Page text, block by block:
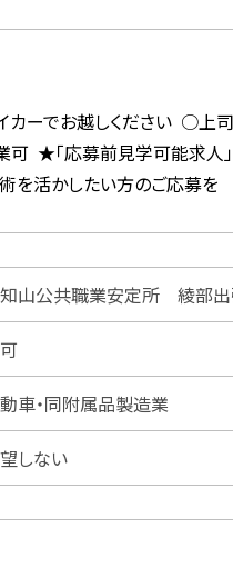
ーでお越しください ○上
可 ★「応募前見学可能求
を活かしたい方のご応募
山公共職業安定所 綾部
車・同附属品製造業
しない